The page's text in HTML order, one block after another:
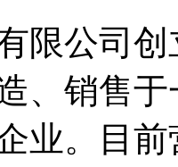
限公司
、销售
业。目